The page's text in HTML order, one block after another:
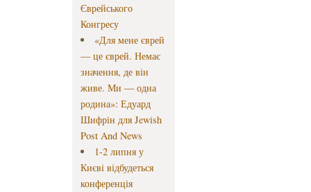
Єврейського
Конгресу
«Для мене єврей
— це єврей. Немає
значення, де він
живе. Ми — одна
родина»: Едуард
Шифрін для Jewish
Post And News
1-2 липня у
Києві відбудеться
конференція